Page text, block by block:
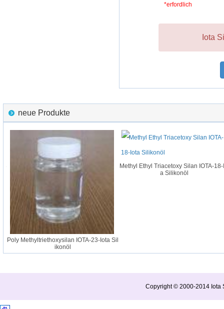
*erfordlich
Iota
neue Produkte
Poly Methyltriethoxysilan IOTA-23-Iota Sil
ikonöl
Methyl Ethyl Triacetoxy Silan IOTA-18-
a Silikonöl
Copyright © 2000-2014 Iota